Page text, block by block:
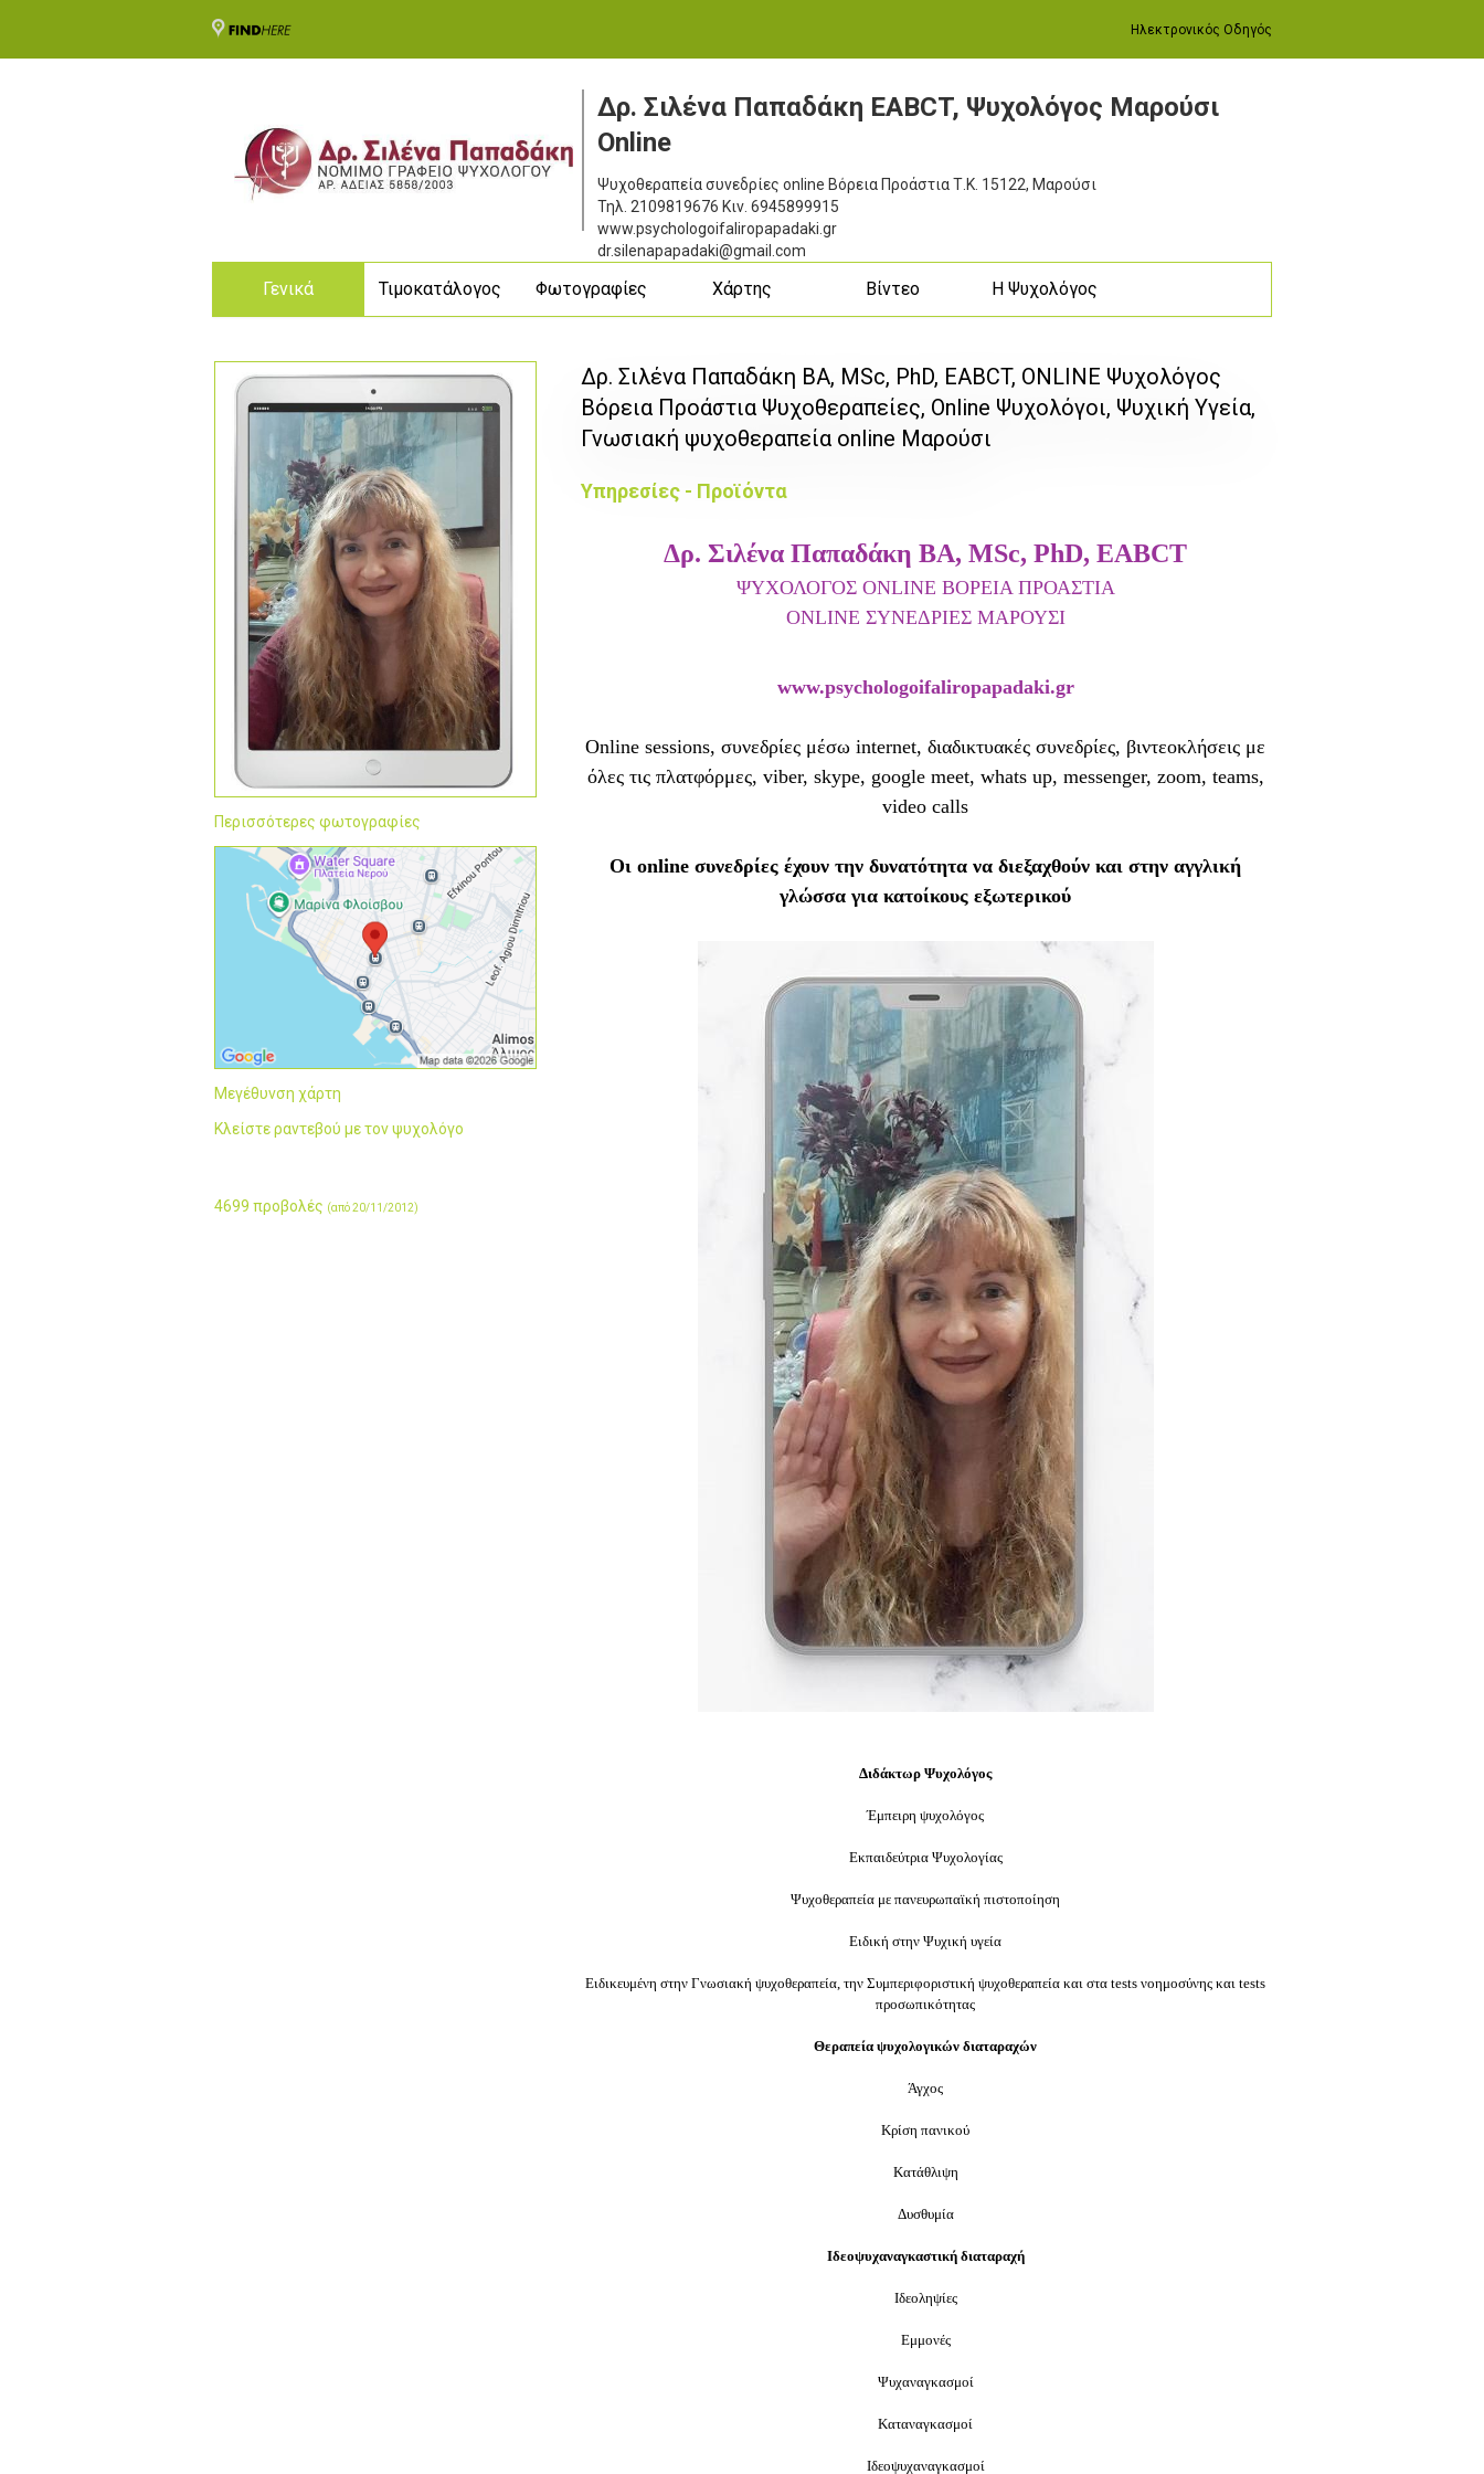
Ηλεκτρονικός Οδηγός
Δρ. Σιλένα Παπαδάκη EABCT, Ψυχολόγος Μαρούσι
Online
Ψυχοθεραπεία συνεδρίες online Βόρεια ΠροάστιαΤ.Κ. 15122, Μαρούσι
Τηλ. 2109819676 Κιν. 6945899915
www.psychologoifaliropapadaki.gr
dr.silenapapadaki@gmail.com
Γενικά Τιμοκατάλογος Φωτογραφίες Χάρτης Βίντεο Η Ψυχολόγος
Περισσότερες φωτογραφίες
Μεγέθυνση χάρτη
Κλείστε ραντεβού με τον ψυχολόγο
4699 προβολές (από 20/11/2012)
Δρ. Σιλένα Παπαδάκη BA, MSc, PhD, EABCT, ONLINE Ψυχολόγος
Βόρεια Προάστια Ψυχοθεραπείες, Online Ψυχολόγοι, Ψυχική Υγεία,
Γνωσιακή ψυχοθεραπεία online Μαρούσι
Υπηρεσίες - Προϊόντα
Δρ. Σιλένα Παπαδάκη BA, MSc, PhD, EABCT
ΨΥΧΟΛΟΓΟΣ ONLINE ΒΟΡΕΙΑ ΠΡΟΑΣΤΙΑ
ONLINE ΣΥΝΕΔΡΙΕΣ ΜΑΡΟΥΣΙ
www.psychologoifaliropapadaki.gr
Online sessions, συνεδρίες μέσω internet, διαδικτυακές συνεδρίες, βιντεοκλήσεις με
όλες τις πλατφόρμες, viber, skype, google meet, whats up, messenger, zoom, teams,
video calls
Οι online συνεδρίες έχουν την δυνατότητα να διεξαχθούν και στην αγγλική
γλώσσα για κατοίκους εξωτερικού
Διδάκτωρ Ψυχολόγος
Έμπειρη ψυχολόγος
Εκπαιδεύτρια Ψυχολογίας
Ψυχοθεραπεία με πανευρωπαϊκή πιστοποίηση
Ειδική στην Ψυχική υγεία
Ειδικευμένη στην Γνωσιακή ψυχοθεραπεία, την Συμπεριφοριστική ψυχοθεραπεία και στα tests νοημοσύνης και tests
προσωπικότητας
Θεραπεία ψυχολογικών διαταραχών
Άγχος
Κρίση πανικού
Κατάθλιψη
Δυσθυμία
Ιδεοψυχαναγκαστική διαταραχή
Ιδεοληψίες
Εμμονές
Ψυχαναγκασμοί
Καταναγκασμοί
Ιδεοψυχαναγκασμοί